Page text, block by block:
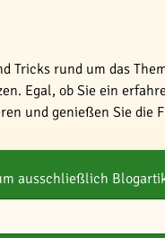
Tricks rund um das
Egal, ob Sie ein
und genießen Sie die
ausschließlich